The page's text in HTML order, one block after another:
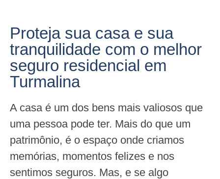
Proteja sua casa e sua
tranquilidade com o melhor
seguro residencial em
Turmalina
A casa é um dos bens mais valiosos que
uma pessoa pode ter. Mais do que um
patrimônio, é o espaço onde criamos
memórias, momentos felizes e nos
sentimos seguros. Mas, e se algo